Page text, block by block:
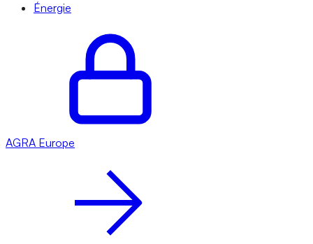
Énergie
AGRA Europe